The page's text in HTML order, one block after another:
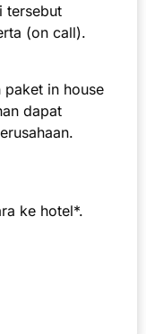
tersebut
(on call).
paket in house
dapat
ke hotel*.